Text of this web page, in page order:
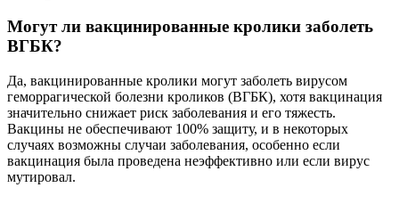
Могут ли вакцинированные кролики заболеть
ВГБК?
Да, вакцинированные кролики могут заболеть вирусом
геморрагической болезни кроликов (ВГБК), хотя вакцинация
значительно снижает риск заболевания и его тяжесть.
Вакцины не обеспечивают 100% защиту, и в некоторых
случаях возможны случаи заболевания, особенно если
вакцинация была проведена неэффективно или если вирус
мутировал.